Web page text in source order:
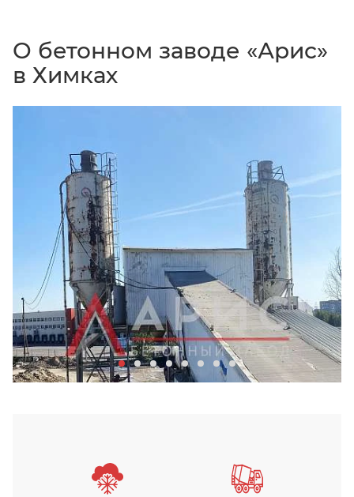
О бетонном заводе «Арис»
в Химках